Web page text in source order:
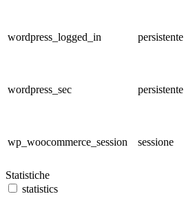
wordpress_logged_in persistente
wordpress_sec persistente
wp_woocommerce_session sessione
Statistiche
statistics